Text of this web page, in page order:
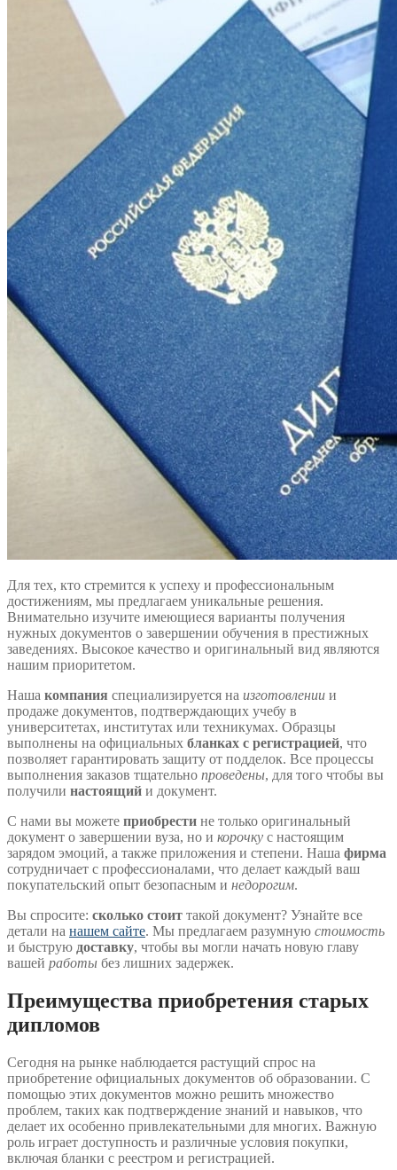
Для тех, кто стремится к успеху и профессиональным
достижениям, мы предлагаем уникальные решения.
Внимательно изучите имеющиеся варианты получения
нужных документов о завершении обучения в престижных
заведениях. Высокое качество и оригинальный вид являются
нашим приоритетом.
Наша компания специализируется на изготовлении и
продаже документов, подтверждающих учебу в
университетах, институтах или техникумах. Образцы
выполнены на официальных бланках с регистрацией, что
позволяет гарантировать защиту от подделок. Все процессы
выполнения заказов тщательно проведены, для того чтобы вы
получили настоящий и документ.
С нами вы можете приобрести не только оригинальный
документ о завершении вуза, но и корочку с настоящим
зарядом эмоций, а также приложения и степени. Наша фирма
сотрудничает с профессионалами, что делает каждый ваш
покупательский опыт безопасным и недорогим.
Вы спросите: сколько стоит такой документ? Узнайте все
детали на нашем сайте. Мы предлагаем разумную стоимость
и быструю доставку, чтобы вы могли начать новую главу
вашей работы без лишних задержек.
Преимущества приобретения старых
дипломов
Сегодня на рынке наблюдается растущий спрос на
приобретение официальных документов об образовании. С
помощью этих документов можно решить множество
проблем, таких как подтверждение знаний и навыков, что
делает их особенно привлекательными для многих. Важную
роль играет доступность и различные условия покупки,
включая бланки с реестром и регистрацией.